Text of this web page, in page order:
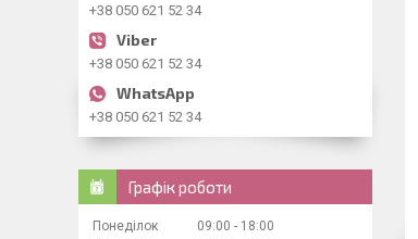
+38 050 621 52 34
+38 050 621 52 34
+38 050 621 52 34
Графік роботи
Понеділок 09:00
18:00